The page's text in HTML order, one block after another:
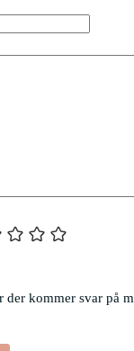
der kommer svar på